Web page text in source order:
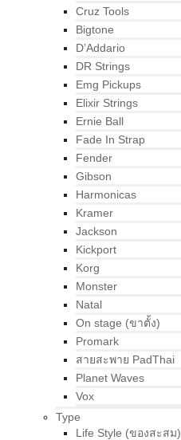
Cruz Tools
Bigtone
D’Addario
DR Strings
Emg Pickups
Elixir Strings
Ernie Ball
Fade In Strap
Fender
Gibson
Harmonicas
Kramer
Jackson
Kickport
Korg
Monster
Natal
On stage (ขาตั้ง)
Promark
สายสะพาย PadThai
Planet Waves
Vox
Type
Life Style (ของสะสม)